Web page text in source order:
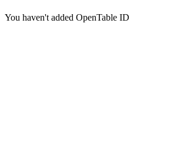
You haven't added OpenTable ID